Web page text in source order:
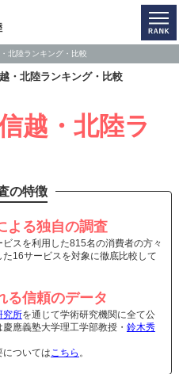
北陸ランキング・比較
・北陸ランキング・比較
越・北陸ラ
の特徴
よる独自の調査
スを利用した815名の消費者の方々
16サービスを対象に徹底比較して
る信頼のデータ
究所を通じて学術研究機関に全て公
應義塾大学理工学部教授・ 鈴木秀
についてはこちら 。